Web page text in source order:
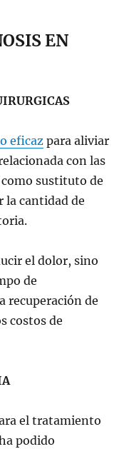
EN
eficaz para aliviar
con las
como sustituto de
la cantidad de
el dolor, sino
de
recuperación de
costos de
el tratamiento
podido